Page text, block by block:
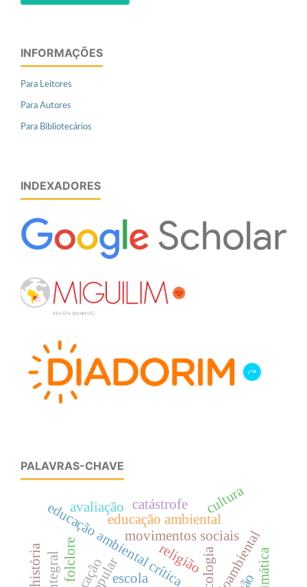
INFORMAÇÕES
Para Leitores
Para Autores
Para Bibliotecários
INDEXADORES
PALAVRAS-CHAVE
educação ambiental crítica
movimentos sociais
avaliação
educação ambiental
escola ecologia
religião
catástrofe
folclore
cultura